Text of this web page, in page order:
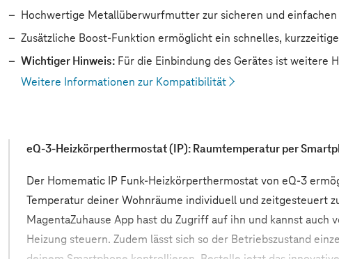
Hochwertige Metallüberwurfmutter zur sicheren und
Zusätzliche Boost-Funktion ermöglicht ein schnelles,
Wichtiger Hinweis: Für die Einbindung des Gerätes ist weitere
Weitere Informationen zur Kompatibilität
eQ-3-Heizkörperthermostat (IP): Raumtemperatur per
Der Homematic IP Funk-Heizkörperthermostat von eQ-3
Temperatur deiner Wohnräume individuell und zeitgesteuert
MagentaZuhause App hast du Zugriff auf ihn und kannst auch
Heizung steuern. Zudem lässt sich so der Betriebszustand